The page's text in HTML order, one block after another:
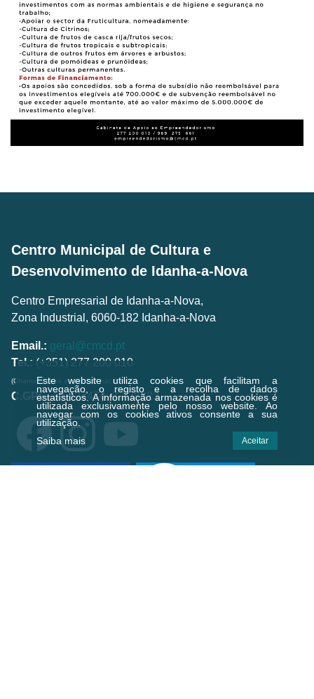
Este website utiliza cookies que facilitam a
navegação, o registo e a recolha de dados
estatísticos.A informação armazenada nos cookies é
utilizada exclusivamente pelo nosso website. Ao
navegar com os cookies ativos consente a sua
utilização.
Saiba mais
Aceitar
Centro Municipal de Cultura e
Desenvolvimento de Idanha-a-Nova
Centro Empresarial de Idanha-a-Nova,
Zona Industrial, 6060-182 Idanha-a-Nova
Email.: geral@cmcd.pt
Tel.: (+351) 277 200 010
(Chamada para a rede fixa nacional)
C.GPS:39.924474,-7.238823